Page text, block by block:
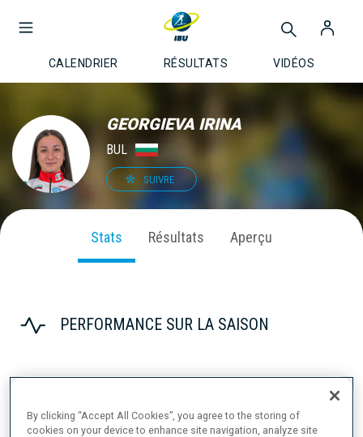
CALENDRIER RÉSULTATS VIDÉOS
GEORGIEVA IRINA
BUL
SUIVRE
Stats Résultats Aperçu
PERFORMANCE SUR LA SAISON
2025/2026
By clicking “Accept All Cookies”, you agree to the storing of
cookies on your device to enhance site navigation, analyze site